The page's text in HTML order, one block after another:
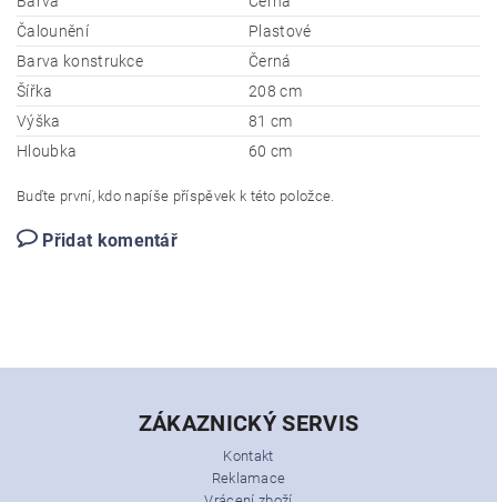
Čalounění
Plastové
Barva konstrukce
Černá
Šířka
208 cm
Výška
81 cm
Hloubka
60 cm
Buďte první, kdo napíše příspěvek k této položce.
Přidat komentář
ZÁKAZNICKÝ SERVIS
Kontakt
Reklamace